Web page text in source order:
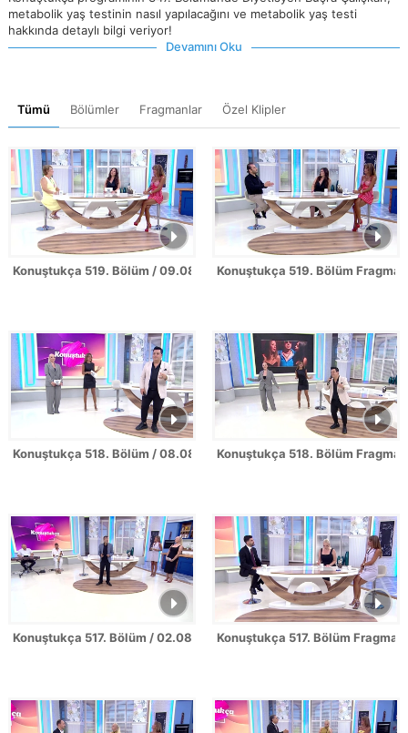
metabolik yaş testinin nasıl yapılacağını ve metabolik yaş testi
hakkında detaylı bilgi veriyor!
Devamını Oku
Tümü Bölümler Fragmanlar Özel Klipler
Konuştukça 519. Bölüm / 09.08.2026Konuştukça 519. Bölüm
Konuştukça 518. Bölüm / 08.08.2026Konuştukça 518. Bölüm
Konuştukça 517. Bölüm / 02.08.2026Konuştukça 517. Bölüm Fragmanı